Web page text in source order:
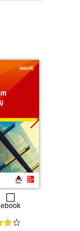
ebook